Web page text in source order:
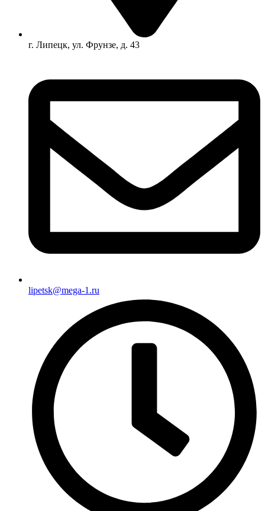
г. Липецк, ул. Фрунзе, д. 43
lipetsk@mega-1.ru